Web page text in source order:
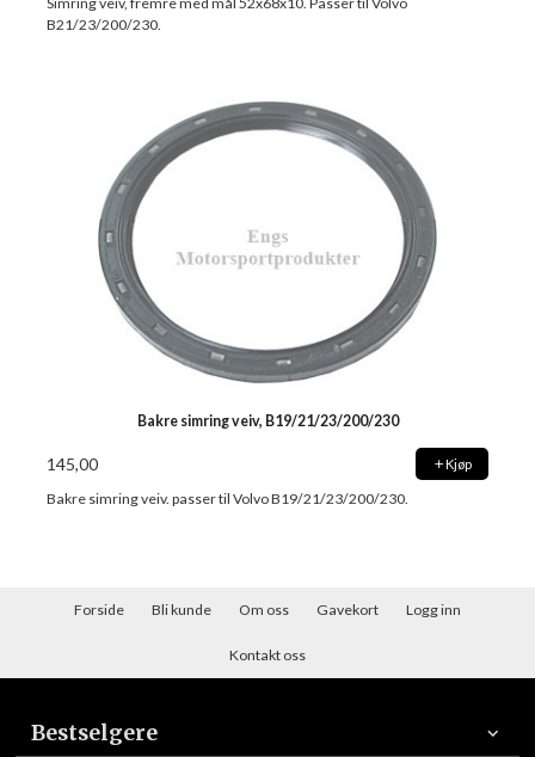
B21/23/200/230.
Bakre simring veiv, B19/21/23/200/230
145,00 Kjøp
Bakre simring veiv. passer til Volvo B19/21/23/200/230.
Forside Bli kunde Om oss Gavekort Logg inn
Kontakt oss
Bestselgere